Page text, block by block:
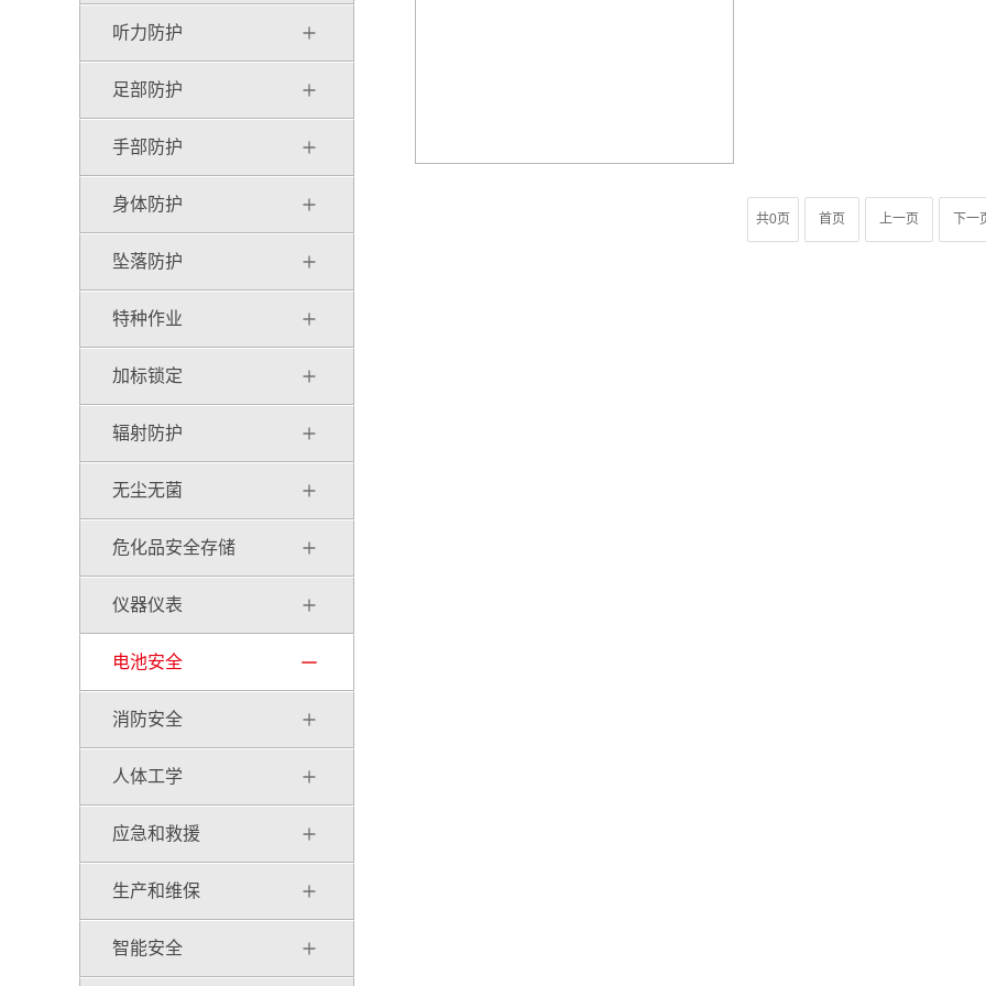
听力防护
足部防护
手部防护
身体防护
坠落防护
特种作业
加标锁定
辐射防护
无尘无菌
危化品安全存储
仪器仪表
电池安全
消防安全
人体工学
应急和救援
生产和维保
智能安全
共0页 首页 上一页 下一